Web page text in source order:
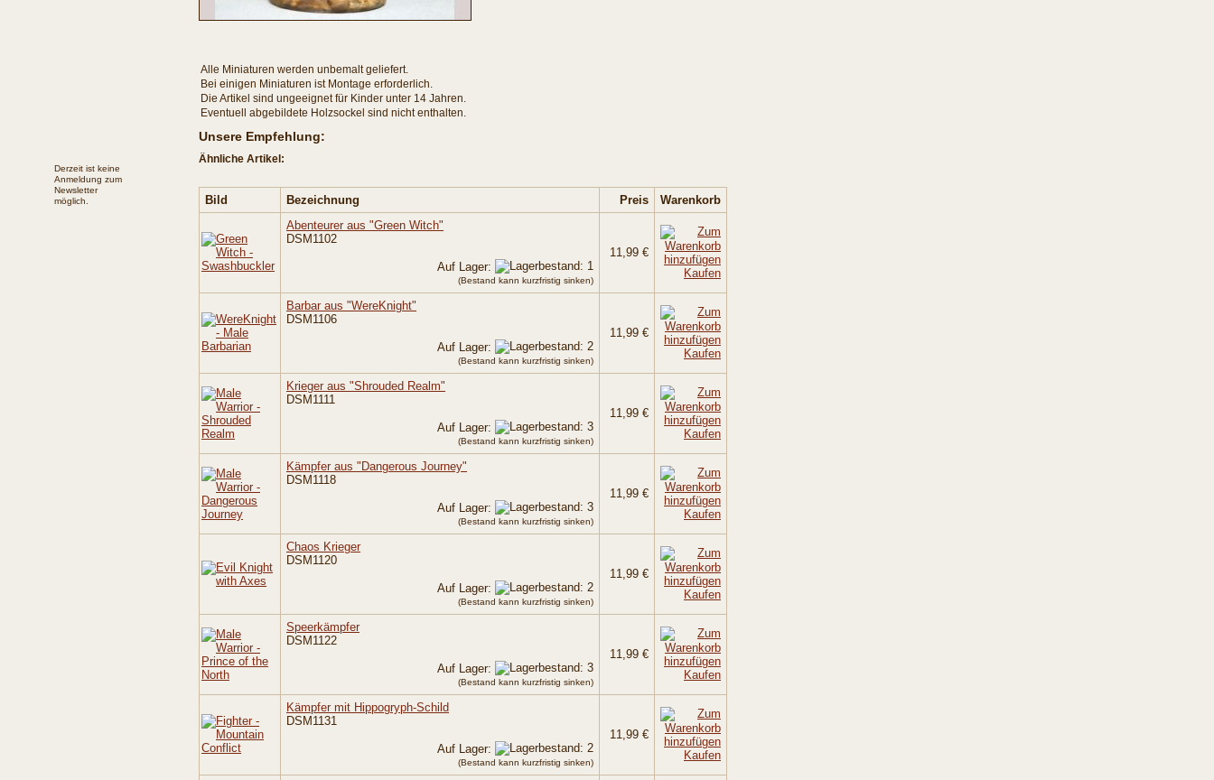
Alle Miniaturen werden unbemalt geliefert.
Bei einigen Miniaturen ist Montage erforderlich.
Die Artikel sind ungeeignet für Kinder unter 14 Jahren.
Eventuell abgebildete Holzsockel sind nicht enthalten.
Unsere Empfehlung:
Ähnliche Artikel:
Bild Bezeichnung Preis
Warenkorb
Abenteurer aus "Green Witch"
DSM1102
Auf Lager:
(Bestand kann kurzfristig sinken)
11,99 €
Kaufen
Barbar aus "WereKnight"
DSM1106
Auf Lager:
(Bestand kann kurzfristig sinken)
11,99 €
Kaufen
Krieger aus "Shrouded Realm"
DSM1111
Auf Lager:
(Bestand kann kurzfristig sinken)
11,99 €
Kaufen
Kämpfer aus "Dangerous Journey"
DSM1118
Auf Lager:
(Bestand kann kurzfristig sinken)
11,99 €
Kaufen
Chaos Krieger
DSM1120
Auf Lager:
(Bestand kann kurzfristig sinken)
11,99 €
Kaufen
Speerkämpfer
DSM1122
Auf Lager:
(Bestand kann kurzfristig sinken)
11,99 €
Kaufen
Kämpfer mit Hippogryph-Schild
DSM1131
Auf Lager:
(Bestand kann kurzfristig sinken)
11,99 €
Kaufen
Derzeit ist keine
Anmeldung zum
Newsletter
möglich.